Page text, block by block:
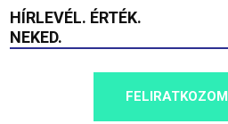
HÍRLEVÉL. ÉRTÉK.
NEKED.
FELIRATKOZOM